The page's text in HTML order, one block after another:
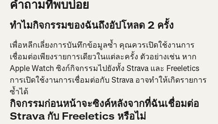
คำถามที่พบบ่อย
ทำไมกิจกรรมของฉันถึงอัปโหลด 2 ครั้ง
เพื่อหลีกเลี่ยงการบันทึกข้อมูลซ้ำ คุณควรเปิดใช้งานการ
เชื่อมต่อเพียงรายการเดียวในแต่ละครั้ง ตัวอย่างเช่น หาก
Apple Watch ซิงก์กิจกรรมไปยังทั้ง Strava และ Freeletics
การเปิดใช้งานการเชื่อมต่อกับ Strava อาจทำให้เกิดรายการ
ซ้ำได้
กิจกรรมก่อนหน้าจะซิงค์หลังจากที่ฉันเชื่อมต่อ
Strava กับ Freeletics หรือไม่